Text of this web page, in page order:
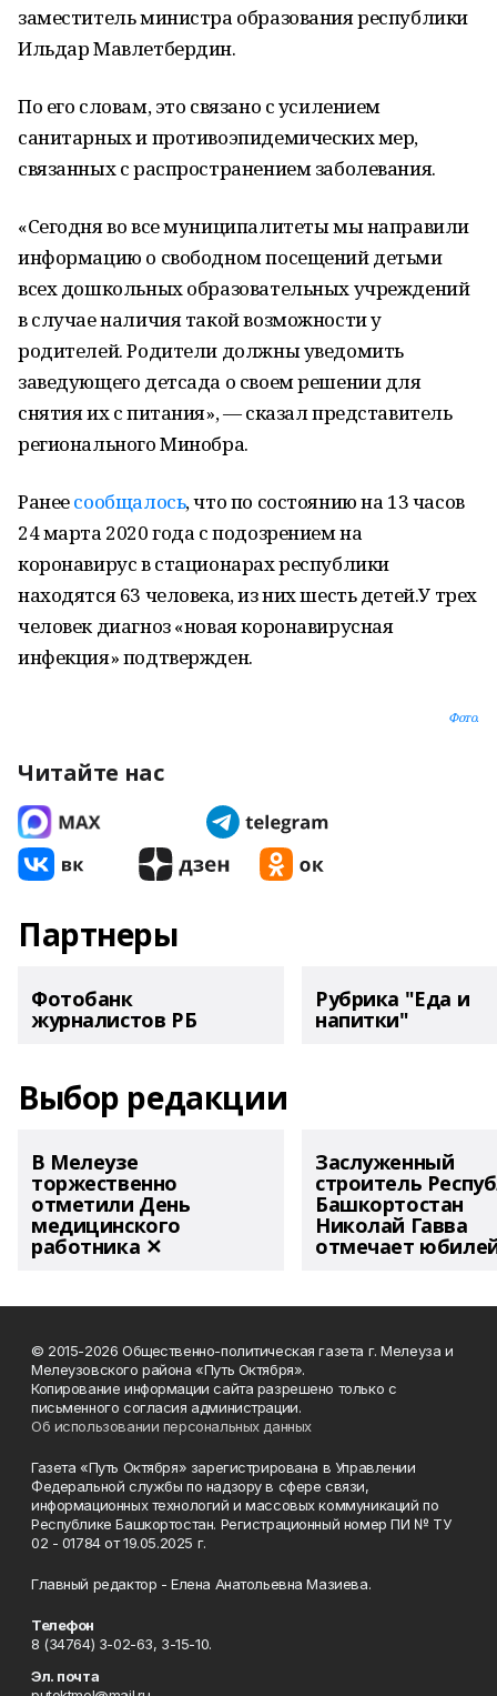
заместитель министра образования республики
Ильдар Мавлетбердин.
По его словам, это связано с усилением
санитарных и противоэпидемических мер,
связанных с распространением заболевания.
«Сегодня во все муниципалитеты мы направили
информацию о свободном посещений детьми
всех дошкольных образовательных учреждений
в случае наличия такой возможности у
родителей. Родители должны уведомить
заведующего детсада о своем решении для
снятия их с питания», — сказал представитель
регионального Минобра.
Ранеесообщалось, что по состоянию на 13 часов
24 марта 2020 года с подозрением на
коронавирус в стационарах республики
находятся 63 человека, из них шесть детей.У трех
человек диагноз «новая коронавирусная
инфекция» подтвержден.
Фото.
Читайте нас
Партнеры
Фотобанк
журналистов РБ
Рубрика "Еда и
напитки"
Выбор редакции
В Мелеузе
торжественно
отметили День
медицинского
работника ✕
Заслуженный
строитель
Башкортостан
Николай Гавва
отмечает
© 2015-2026 Общественно-политическая газета г. Мелеуза и
Мелеузовского района «Путь Октября».
Копирование информации сайта разрешено только с
письменного согласия администрации.
Об использовании персональных данных
Газета «Путь Октября» зарегистрирована в Управлении
Федеральной службы по надзору в сфере связи,
информационных технологий и массовых коммуникаций по
Республике Башкортостан. Регистрационный номер ПИ № ТУ
02 - 01784 от 19.05.2025 г.
Главный редактор - Елена Анатольевна Мазиева.
Телефон
8 (34764) 3-02-63, 3-15-10.
Эл. почта